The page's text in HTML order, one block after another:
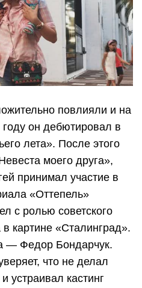
повлияли и на
он дебютировал в
лета». После этого
моего друга»,
принимал участие в
«Оттепель»
с ролью советского
картине «Сталинград».
— Федор Бондарчук.
что не делал
устраивал кастинг